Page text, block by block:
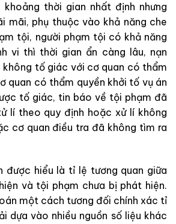
thời gian nhất định nhưng
mãi, phụ thuộc vào khả năng che
tội, người phạm tội có khả năng
vi thì thời gian ẩn càng lâu, nạn
tố giác với cơ quan có thẩm
quan có thẩm quyền khởi tố vụ án
tố giác, tin báo về tội phạm đã
lí theo quy định hoặc xử lí không
cơ quan điều tra đã không tìm ra
được hiểu là tỉ lệ tương quan giữa
và tội phạm chưa bị phát hiện.
một cách tương đối chính xác tỉ
dựa vào nhiều nguồn số liệu khác